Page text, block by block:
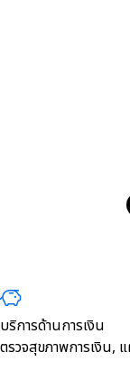
บริการด้านการเงิน
ตรวจสุขภาพการเงิน